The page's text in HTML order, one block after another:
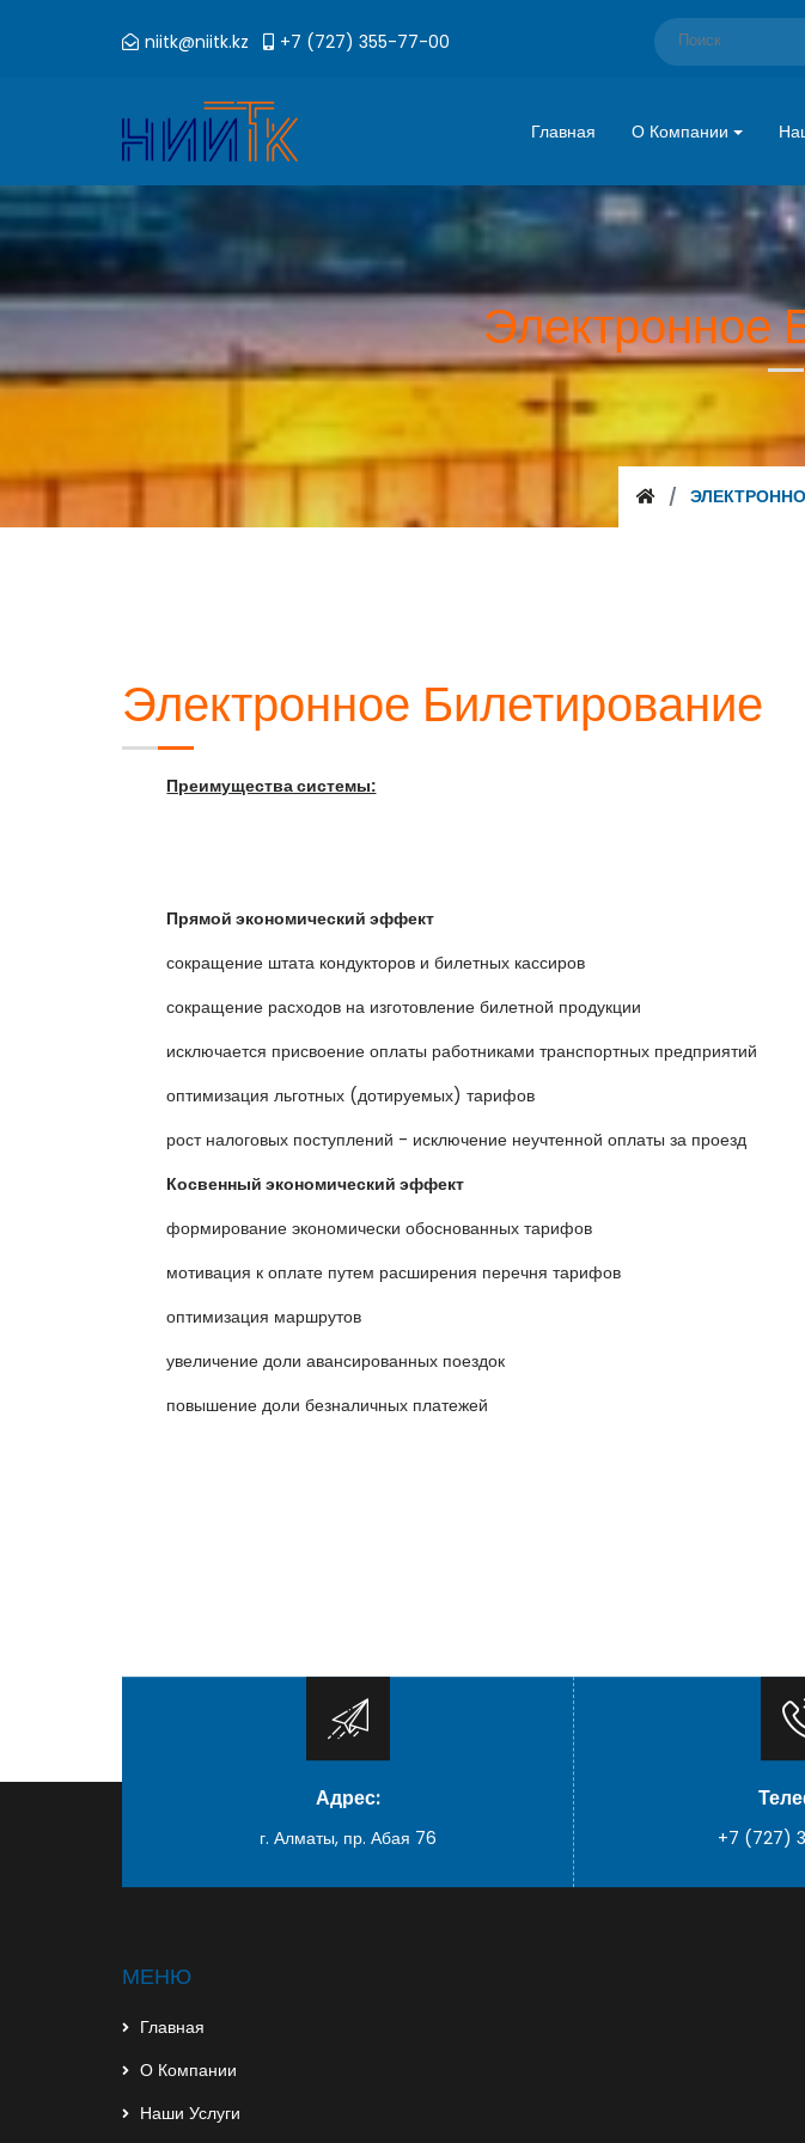
niitk@niitk.kz +7 (727) 355-77-00
Главная О Компании
Электронное
Электронное Билетирование
Преимущества системы:
Прямой экономический эффект
сокращение штата кондукторов и билетных кассиров
сокращение расходов на изготовление билетной продукции
исключается присвоение оплаты работниками транспортных предприятий
оптимизация льготных (дотируемых) тарифов
рост налоговых поступлений - исключение неучтенной оплаты за проезд
Косвенный экономический эффект
формирование экономически обоснованных тарифов
мотивация к оплате путем расширения перечня тарифов
оптимизация маршрутов
увеличение доли авансированных поездок
повышение доли безналичных платежей
Адрес:
г. Алматы, пр. Абая 76 +7 (727)
МЕНЮ
Главная
О Компании
Наши Услуги